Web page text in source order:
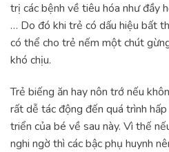
trị các bệnh về tiêu hóa như đầy
… Do đó khi trẻ có dấu hiệu bất
có thể cho trẻ nếm một chút
khó chịu.
Trẻ biếng ăn hay nôn trớ nếu
rất dễ tác động đến quá trình
triển của bé về sau này. Vì thế
nghi ngờ thì các bậc phụ huynh